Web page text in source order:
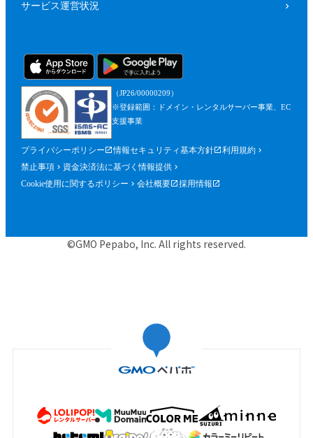
サービス運営状況
（JP26/00000209）
※登録範囲：ドメイン・レンタルサーバー事業、EC
支援事業
プライバシーポリシー 情報セキュリティ基本方針
利用規約
禁止事項
資金決済法に基づく情報提供
Cookie使用に関するポリシー
会社概要 採用情報
©GMO Pepabo, Inc. All rights reserved.